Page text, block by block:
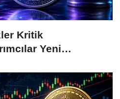
Kritik
Yeni